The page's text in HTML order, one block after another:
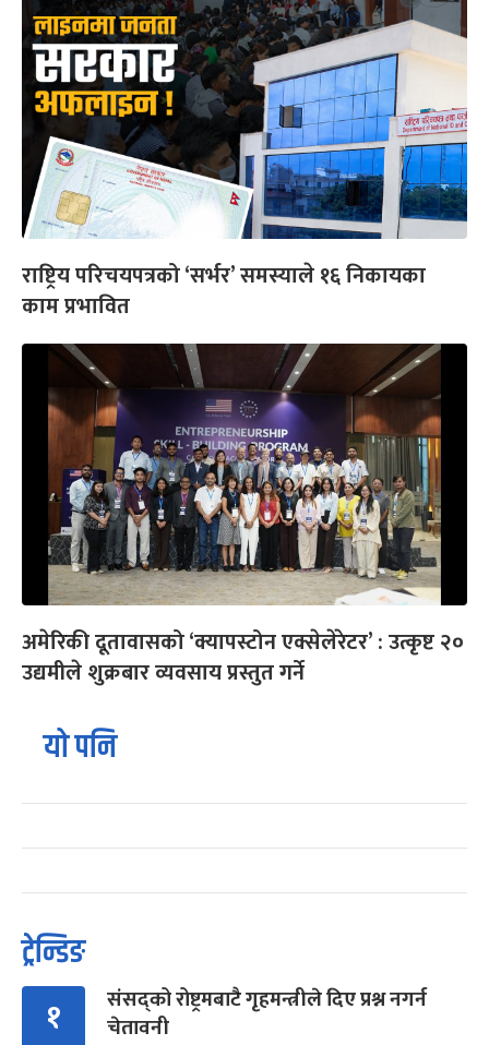
राष्ट्रिय परिचयपत्रको ‘सर्भर’ समस्याले १६ निकायका
काम प्रभावित
अमेरिकी दूतावासको ‘क्यापस्टोन एक्सेलेरेटर’ : उत्कृष्ट २०
उद्यमीले शुक्रबार व्यवसाय प्रस्तुत गर्ने
यो पनि
ट्रेन्डिङ
१
संसद्को रोष्ट्रमबाटै गृहमन्त्रीले दिए प्रश्न नगर्न
चेतावनी